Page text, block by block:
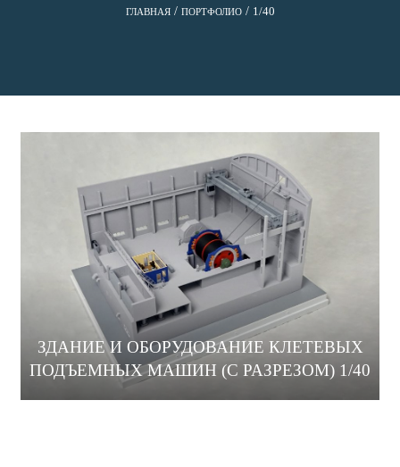
ГЛАВНАЯ/ ПОРТФОЛИО/ 1/40
ЗДАНИЕ И ОБОРУДОВАНИЕ КЛЕТЕВЫХ
ПОДЪЕМНЫХ МАШИН (С РАЗРЕЗОМ) 1/40